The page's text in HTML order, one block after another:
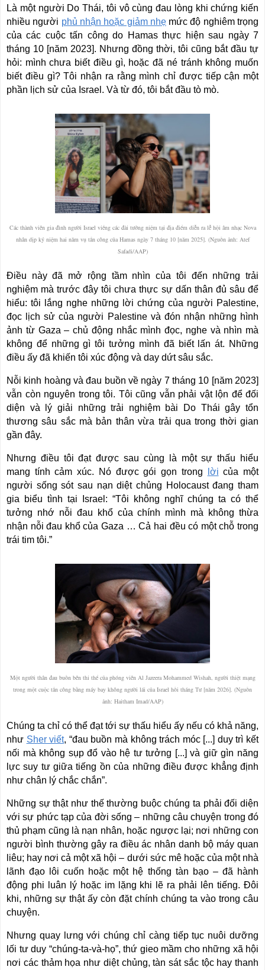
Là một người Do Thái, tôi vô cùng đau lòng khi chứng kiến
nhiều người phủ nhận hoặc giảm nhẹmức độ nghiêm trọng
của các cuộc tấn công do Hamas thực hiện sau ngày 7
tháng 10 [năm 2023]. Nhưng đồng thời, tôi cũng bắt đầu tự
hỏi: mình chưa biết điều gì, hoặc đã né tránh không muốn
biết điều gì? Tôi nhận ra rằng mình chỉ được tiếp cận một
phần lịch sử của Israel. Và từ đó, tôi bắt đầu tò mò.
Các thành viên gia đình người Israel viếng các đài tưởng niệm tại địa điểm diễn ra lễ hội âm nhạc Nova
nhân dịp kỷ niệm hai năm vụ tấn công của Hamas ngày 7 tháng 10 [năm 2025]. (Nguồn ảnh: Atef
Safadi/AAP)
Điều này đã mở rộng tầm nhìn của tôi đến những trải
nghiệm mà trước đây tôi chưa thực sự dấn thân đủ sâu để
hiểu: tôi lắng nghe những lời chứng của người Palestine,
đọc lịch sử của người Palestine và đón nhận những hình
ảnh từ Gaza – chủ động nhắc mình đọc, nghe và nhìn mà
không để những gì tôi tưởng mình đã biết lấn át. Những
điều ấy đã khiến tôi xúc động và day dứt sâu sắc.
Nỗi kinh hoàng và đau buồn về ngày 7 tháng 10 [năm 2023]
vẫn còn nguyên trong tôi. Tôi cũng vẫn phải vật lộn để đối
diện và lý giải những trải nghiệm bài Do Thái gây tổn
thương sâu sắc mà bản thân vừa trải qua trong thời gian
gần đây.
Nhưng điều tôi đạt được sau cùng là một sự thấu hiểu
mang tính cảm xúc. Nó được gói gọn trong
lời của một
người sống sót sau nạn diệt chủng Holocaust đang tham
gia biểu tình tại Israel: “Tôi không nghĩ chúng ta có thể
tưởng nhớ nỗi đau khổ của chính mình mà không thừa
nhận nỗi đau khổ của Gaza … Cả hai đều có một chỗ trong
trái tim tôi.”
Một người thân đau buồn bên thi thể của phóng viên Al Jazeera Mohammed Wishah, người thiệt mạng
trong một cuộc tấn công bằng máy bay không người lái của Israel hồi tháng Tư [năm 2026]. (Nguồn
ảnh: Haitham Imad/AAP)
Chúng ta chỉ có thể đạt tới sự thấu hiểu ấy nếu có khả năng,
như Sher viết, “đau buồn mà không trách móc [...] duy trì kết
nối mà không sụp đổ vào hệ tư tưởng [...] và giữ gìn năng
lực suy tư giữa tiếng ồn của những điều được khẳng định
như chân lý chắc chắn”.
Những sự thật như thế thường buộc chúng ta phải đối diện
với sự phức tạp của đời sống – những câu chuyện trong đó
thủ phạm cũng là nạn nhân, hoặc ngược lại; nơi những con
người bình thường gây ra điều ác nhân danh bộ máy quan
liêu; hay nơi cả một xã hội – dưới sức mê hoặc của một nhà
lãnh đạo lôi cuốn hoặc một hệ thống tàn bạo – đã hành
động phi luân lý hoặc im lặng khi lẽ ra phải lên tiếng. Đôi
khi, những sự thật ấy còn đặt chính chúng ta vào trong câu
chuyện.
Nhưng quay lưng với chúng chỉ càng tiếp tục nuôi dưỡng
lối tư duy “chúng-ta-và-họ”, thứ gieo mầm cho những xã hội
nơi các thảm họa như diệt chủng, tàn sát sắc tộc hay thanh